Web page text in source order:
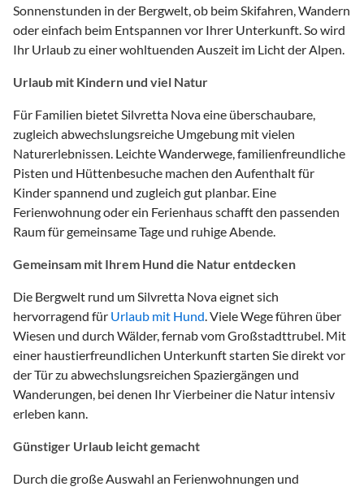
Sonnenstunden in der Bergwelt, ob beim Skifahren, Wandern
oder einfach beim Entspannen vor Ihrer Unterkunft. So wird
Ihr Urlaub zu einer wohltuenden Auszeit im Licht der Alpen.
Urlaub mit Kindern und viel Natur
Für Familien bietet Silvretta Nova eine überschaubare,
zugleich abwechslungsreiche Umgebung mit vielen
Naturerlebnissen. Leichte Wanderwege, familienfreundliche
Pisten und Hüttenbesuche machen den Aufenthalt für
Kinder spannend und zugleich gut planbar. Eine
Ferienwohnung oder ein Ferienhaus schafft den passenden
Raum für gemeinsame Tage und ruhige Abende.
Gemeinsam mit Ihrem Hund die Natur entdecken
Die Bergwelt rund um Silvretta Nova eignet sich
hervorragend für Urlaub mit Hund. Viele Wege führen über
Wiesen und durch Wälder, fernab vom Großstadttrubel. Mit
einer haustierfreundlichen Unterkunft starten Sie direkt vor
der Tür zu abwechslungsreichen Spaziergängen und
Wanderungen, bei denen Ihr Vierbeiner die Natur intensiv
erleben kann.
Günstiger Urlaub leicht gemacht
Durch die große Auswahl an Ferienwohnungen und